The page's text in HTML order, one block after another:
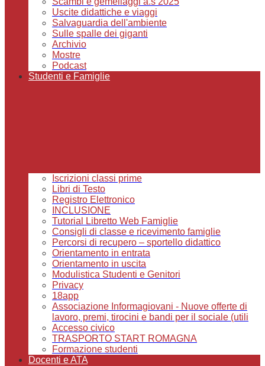
Uscite didattiche e viaggi
Salvaguardia dell'ambiente
Sulle spalle dei giganti
Archivio
Mostre
Podcast
Studenti e Famiglie
Iscrizioni classi prime
Libri di Testo
Registro Elettronico
INCLUSIONE
Tutorial Libretto Web Famiglie
Consigli di classe e ricevimento famiglie
Percorsi di recupero – sportello didattico
Orientamento in entrata
Orientamento in uscita
Modulistica Studenti e Genitori
Privacy
18app
Associazione Informagiovani - Nuove offerte di
lavoro, premi, tirocini e bandi per il sociale (utili
Accesso civico
TRASPORTO START ROMAGNA
Formazione studenti
Docenti e ATA